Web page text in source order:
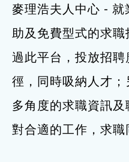
特別服務項目
最新消息
服務單位及聯絡
麥理浩夫人中心 -
助及免費型式的求
過此平台，投放招
徑，同時吸納人才
多角度的求職資訊
對合適的工作，求職